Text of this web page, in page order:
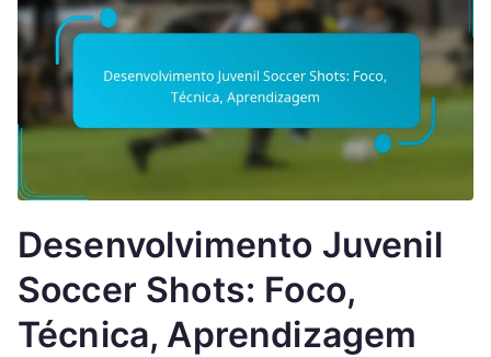
Desenvolvimento Juvenil
Soccer Shots: Foco,
Técnica, Aprendizagem